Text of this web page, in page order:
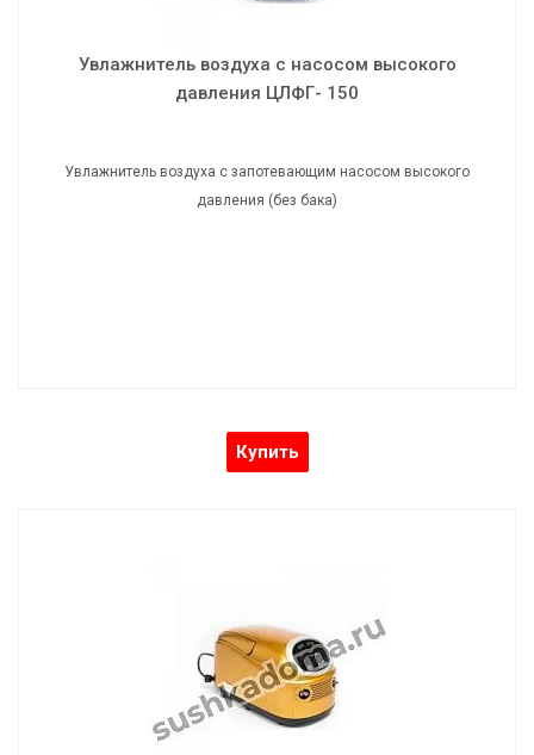
Увлажнитель воздуха с насосом высокого
давления ЦЛФГ- 150
Увлажнитель воздуха с запотевающим насосом высокого
давления (без бака)
Купить
Увлажнитель воздуха с запотевающим насосом высокого
давления (без бака)